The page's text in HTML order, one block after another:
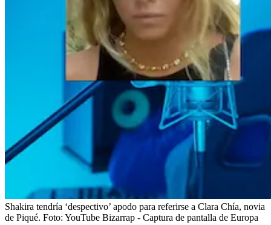
Shakira tendría ‘despectivo’ apodo para referirse a Clara Chía, novia
de Piqué. Foto: YouTube Bizarrap - Captura de pantalla de Europa